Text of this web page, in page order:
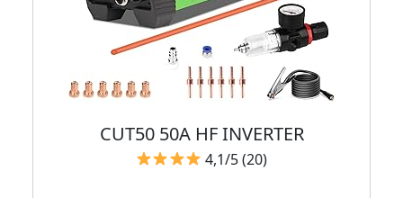
CUT50 50A HF INVERTER
4,1/5 (20)